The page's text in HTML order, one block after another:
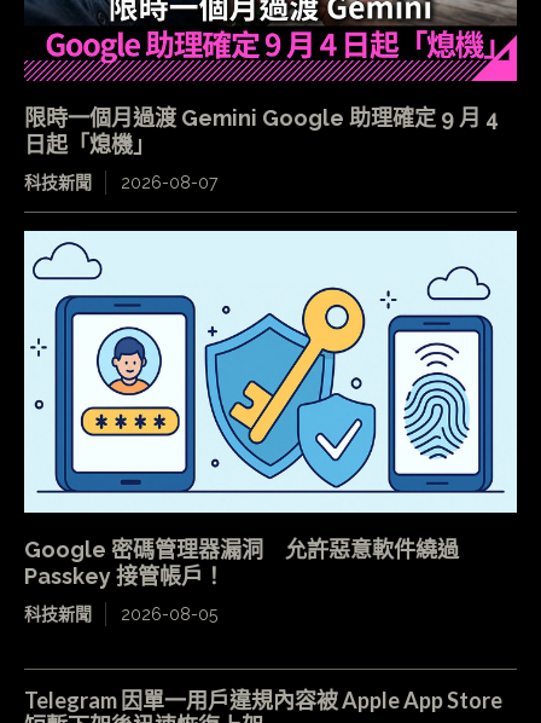
限時一個月過渡 Gemini Google 助理確定 9 月 4
日起「熄機」
科技新聞 2026-08-07
Google 密碼管理器漏洞 允許惡意軟件繞過
Passkey 接管帳戶！
科技新聞 2026-08-05
Telegram 因單一用戶違規內容被 Apple App Store